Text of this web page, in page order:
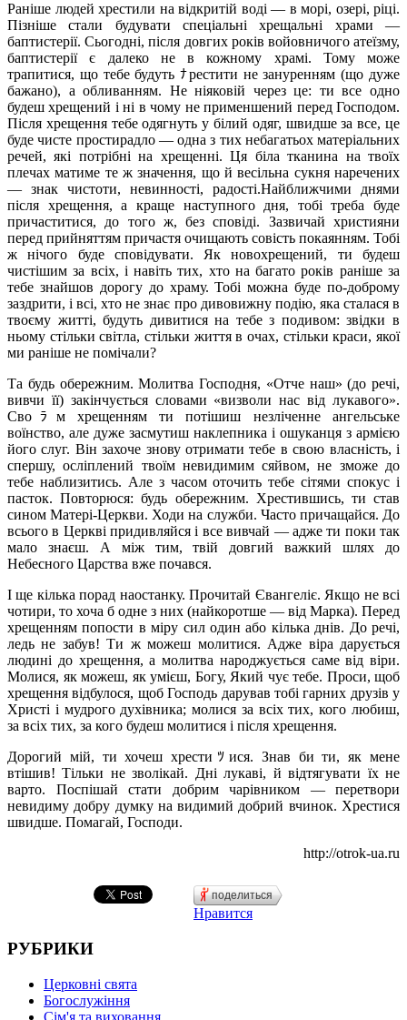
Раніше людей хрестили на відкритій воді — в морі, озері, ріці.
Пізніше стали будувати спеціальні хрещальні храми —
баптистерії. Сьогодні, після довгих років войовничого атеїзму,
баптистерії є далеко не в кожному храмі. Тому може
трапитися, що тебе будуть ﾅрестити не зануренням (що дуже
бажано), а обливанням. Не ніяковій через це: ти все одно
будеш хрещений і ні в чому не применшений перед Господом.
Після хрещення тебе одягнуть у білий одяг, швидше за все, це
буде чисте простирадло — одна з тих небагатьох матеріальних
речей, які потрібні на хрещенні. Ця біла тканина на твоїх
плечах матиме те ж значення, що й весільна сукня наречених
— знак чистоти, невинності, радості.Найближчими днями
після хрещення, а краще наступного дня, тобі треба буде
причаститися, до того ж, без сповіді. Зазвичай християни
перед прийняттям причастя очищають совість покаянням. Тобі
ж нічого буде сповідувати. Як новохрещений, ти будеш
чистішим за всіх, і навіть тих, хто на багато років раніше за
тебе знайшов дорогу до храму. Тобі можна буде по-доброму
заздрити, і всі, хто не знає про дивовижну подію, яка сталася в
твоєму житті, будуть дивитися на тебе з подивом: звідки в
ньому стільки світла, стільки життя в очах, стільки краси, якої
ми раніше не помічали?
Та будь обережним. Молитва Господня, «Отче наш» (до речі,
вивчи її) закінчується словами «визволи нас від лукавого».
Своﾗм хрещенням ти потішиш незліченне ангельське
воїнство, але дуже засмутиш наклепника і ошуканця з армією
його слуг. Він захоче знову отримати тебе в свою власність, і
спершу, осліплений твоїм невидимим сяйвом, не зможе до
тебе наблизитись. Але з часом оточить тебе сітями спокус і
пасток. Повторюся: будь обережним. Хрестившись, ти став
сином Матері-Церкви. Ходи на служби. Часто причащайся. До
всього в Церкві придивляйся і все вивчай — адже ти поки так
мало знаєш. А між тим, твій довгий важкий шлях до
Небесного Царства вже почався.
І ще кілька порад наостанку. Прочитай Євангеліє. Якщо не всі
чотири, то хоча б одне з них (найкоротше — від Марка). Перед
хрещенням попости в міру сил один або кілька днів. До речі,
ледь не забув! Ти ж можеш молитися. Адже віра дарується
людині до хрещення, а молитва народжується саме від віри.
Молися, як можеш, як умієш, Богу, Який чує тебе. Проси, щоб
хрещення відбулося, щоб Господь дарував тобі гарних друзів у
Христі і мудрого духівника; молися за всіх тих, кого любиш,
за всіх тих, за кого будеш молитися і після хрещення.
Дорогий мій, ти хочеш хрестиﾂися. Знав би ти, як мене
втішив! Тільки не зволікай. Дні лукаві, й відтягувати їх не
варто. Поспішай стати добрим чарівником — перетвори
невидиму добру думку на видимий добрий вчинок. Хрестися
швидше. Помагай, Господи.
http://otrok-ua.ru
поделиться
Нравится
РУБРИКИ
Церковні свята
Богослужіння
Сім'я та виховання